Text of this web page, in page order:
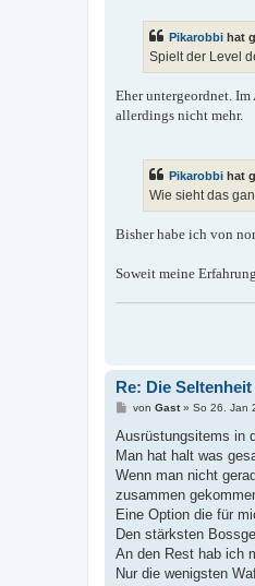
Pikarobbi hat
Spielt der Level
Eher untergeordnet.
allerdings nicht mehr.
Pikarobbi hat
Wie sieht das
Bisher habe ich von
Soweit meine
Re: Die
B
r
a
von Gast» So 26. Jan
Ausrüstungsitems in
Man hat halt was
Wenn man nicht
zusammen
Eine Option die für
Den stärksten
An den Rest hab ich
Nur die wenigsten